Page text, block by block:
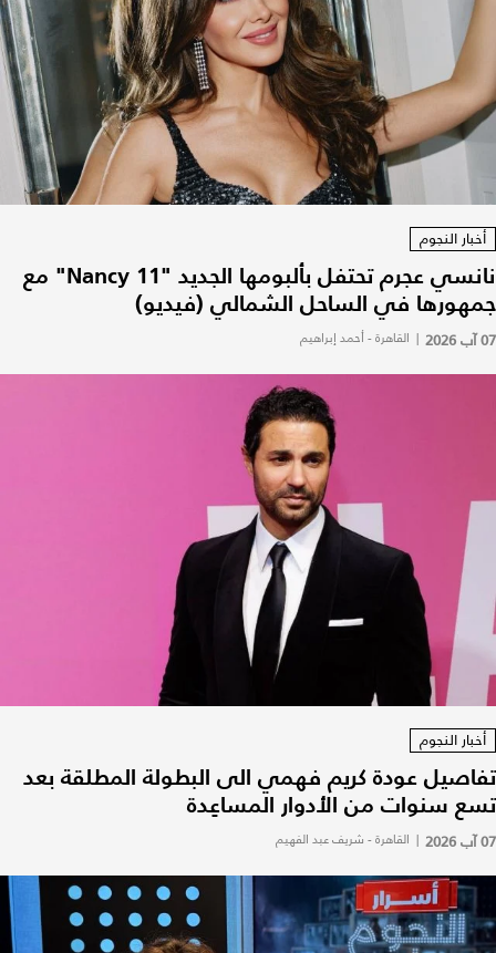
أخبار النجوم
نانسي عجرم تحتفل بألبومها الجديد "Nancy 11" مع
جمهورها في الساحل الشمالي (فيديو)
07 آب 2026 | القاهرة - أحمد إبراهيم
أخبار النجوم
تفاصيل عودة كريم فهمي الى البطولة المطلقة بعد
تسع سنوات من الأدوار المساعِدة
07 آب 2026 | القاهرة - شريف عبد الفهيم